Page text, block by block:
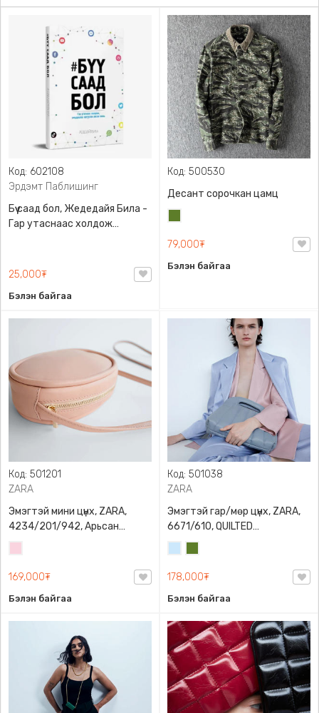
Код: 602108
Эрдэмт Паблишинг
Бүү саад бол, Жедедайя Била -
Гар утаснаас холдож
9789919235192
25,000₮
Бэлэн байгаа
Код: 500530
Десант сорочкан цамц
79,000₮
Бэлэн байгаа
Код: 501201
ZARA
Эмэгтэй мини цүнх, ZARA,
4234/201/942, Арьсан
материалтай, LIMITED EDITION
OVAL LEATHER HANDBAG TRF
169,000₮
Бэлэн байгаа
Код: 501038
ZARA
Эмэгтэй гар/мөр цүнх, ZARA,
6671/610, QUILTED
CROSSBODY BAG WITH HANDLE
178,000₮
Бэлэн байгаа